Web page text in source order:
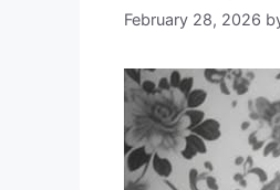
February 28, 2026